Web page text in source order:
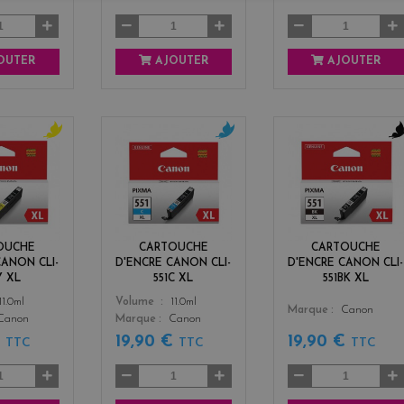
AJOUTER AJOUTER
CLI-
XL
11.0ml
TTC
CARTOUCHE
D'ENCRE CANON CLI-
551C XL
Color
Volume
11.0ml
Marque
Canon
19,90 € TTC
CARTOUCHE
D'ENCRE CANON CLI-
551BK XL
Color
k
Marque Canon
19,90 € TTC